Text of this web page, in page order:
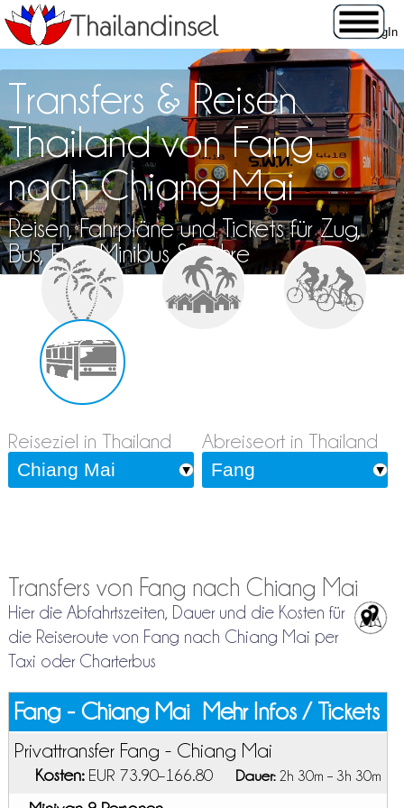
Transfers & Reisen
Thailand von Fang
nach Chiang Mai
Reisen, Fahrpläne und Tickets für Zug,
Bus, Flug, Minibus & Fähre
Reiseziel in Thailand Abreiseort in Thailand
Transfers von Fang nach Chiang Mai
Hier die Abfahrtszeiten, Dauer und die Kosten für
die Reiseroute von Fang nach Chiang Mai per
Taxi oder Charterbus
Fang - Chiang Mai Mehr Infos / Tickets
Privattransfer Fang - Chiang Mai
Kosten:EUR 73.90–166.80 Dauer:2h 30m – 3h 30m